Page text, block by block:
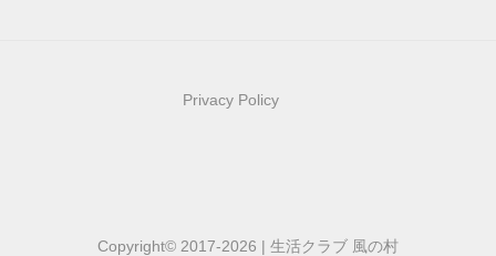
Privacy Policy
Copyright© 2017-2026 | 生活クラブ 風の村